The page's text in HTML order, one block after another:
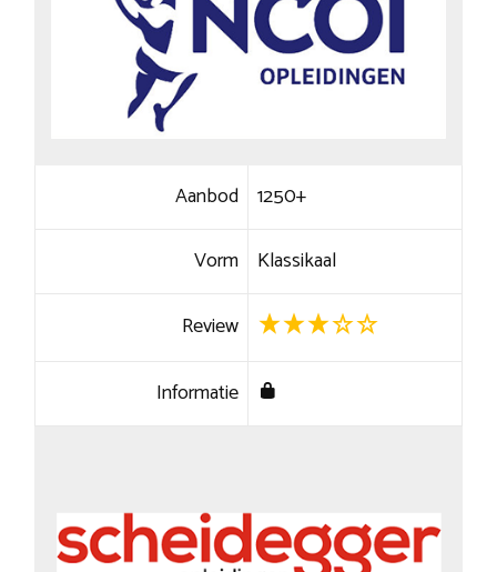
Aanbod 1250+
Vorm Klassikaal
Review
Informatie